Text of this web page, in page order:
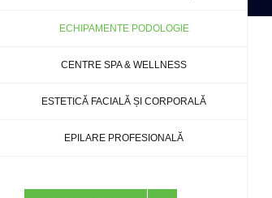
ECHIPAMENTE PODOLOGIE
CENTRE SPA & WELLNESS
ESTETICĂ FACIALĂ ȘI CORPORALĂ
EPILARE PROFESIONALĂ